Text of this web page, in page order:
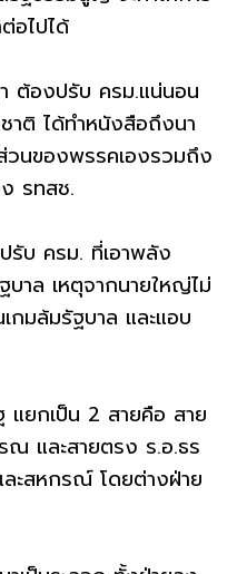
อไปได้
ต้องปรับ ครม.แน่นอน
าติ ได้ทำหนังสือถึงนา
วนของพรรคเองรวมถึง
รทสช.
รับ ครม. ที่เอาพลัง
าล เหตุจากนายใหญ่ไม่
กมล้มรัฐบาล และแอบ
ยกเป็น 2 สายคือ สาย
และสายตรง ร.อ.ธร
ะสหกรณ์ โดยต่างฝ่าย